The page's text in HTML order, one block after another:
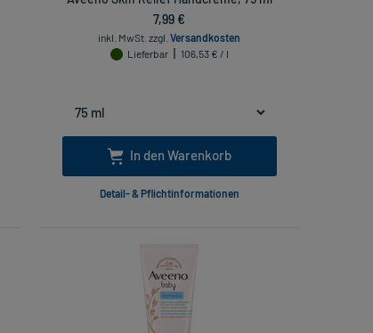
7,99 €
inkl. MwSt. zzgl.Versandkosten
Lieferbar
106,53 € / l
In den Warenkorb
Detail- & Pflichtinformationen